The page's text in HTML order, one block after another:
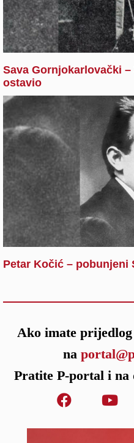
Sava Gornjokarlovački
ostavio
Petar Kočić – pobunjeni
Ako imate prijedlog
na
Pratite P-portal i na